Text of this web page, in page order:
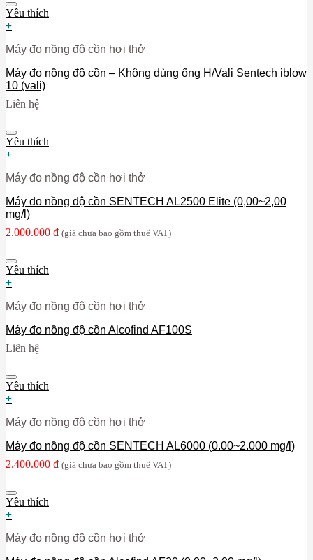
Yêu thích
+
Máy đo nồng độ cồn hơi thở
Máy đo nồng độ cồn – Không dùng ống H/Vali Sentech iblow
10 (vali)
Liên hệ
Yêu thích
+
Máy đo nồng độ cồn hơi thở
Máy đo nồng độ cồn SENTECH AL2500 Elite (0,00~2,00
mg/l)
2.000.000 ₫ (giá chưa bao gồm thuế VAT)
Yêu thích
+
Máy đo nồng độ cồn hơi thở
Máy đo nồng độ cồn Alcofind AF100S
Liên hệ
Yêu thích
+
Máy đo nồng độ cồn hơi thở
Máy đo nồng độ cồn SENTECH AL6000 (0.00~2.000 mg/l)
2.400.000 ₫ (giá chưa bao gồm thuế VAT)
Yêu thích
+
Máy đo nồng độ cồn hơi thở